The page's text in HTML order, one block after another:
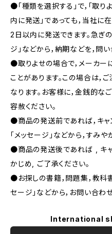
●「種類を選択する」で，「
内に発送」であっても，当社に
2日以内に発送できます。急ぎ
ジ」などから，納期などを，問
●取りよせの場合で，メーカー
ことがあります。この場合は，
なります。お客様に，金銭的な
容赦ください。
●商品の発送前であれば，キャ
「メッセージ」などから，すみや
●商品の発送後であれば , キ
かじめ, ご了承ください｡
●お探しの書籍，問題集，教科
セージ」などから，お問い合わせ
International